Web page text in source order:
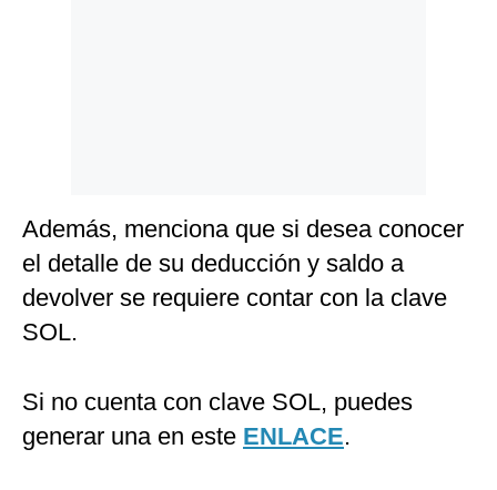
Además, menciona que si desea conocer
el detalle de su deducción y saldo a
devolver se requiere contar con la clave
SOL.
Si no cuenta con clave SOL, puedes
generar una en este ENLACE.